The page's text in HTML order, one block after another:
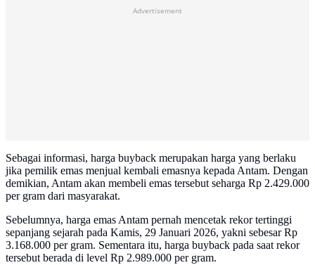
Advertisement
Sebagai informasi, harga buyback merupakan harga yang berlaku
jika pemilik emas menjual kembali emasnya kepada Antam. Dengan
demikian, Antam akan membeli emas tersebut seharga Rp 2.429.000
per gram dari masyarakat.
Sebelumnya, harga emas Antam pernah mencetak rekor tertinggi
sepanjang sejarah pada Kamis, 29 Januari 2026, yakni sebesar Rp
3.168.000 per gram. Sementara itu, harga buyback pada saat rekor
tersebut berada di level Rp 2.989.000 per gram.